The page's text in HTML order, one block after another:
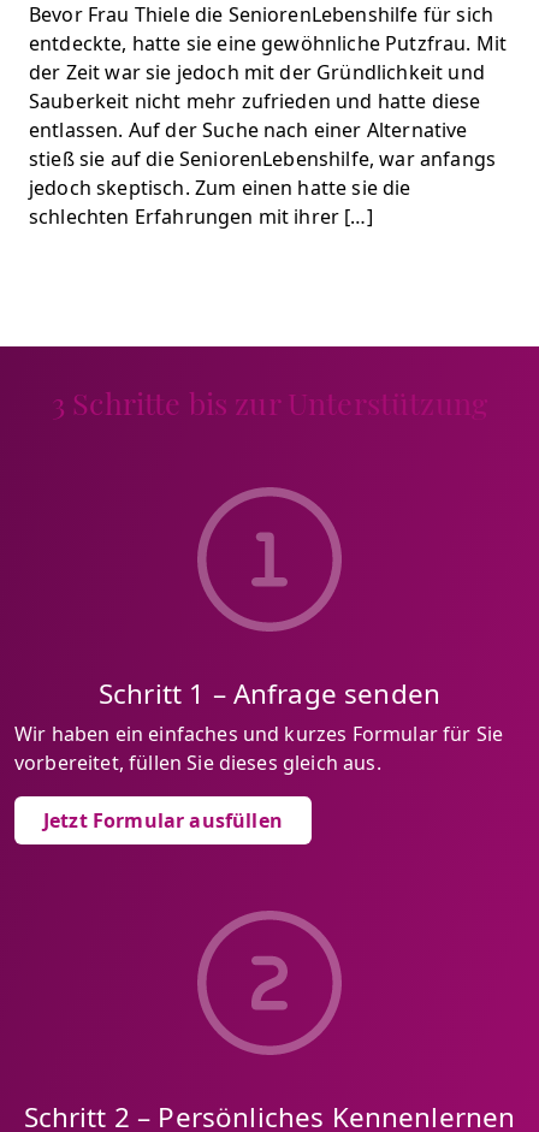
Bevor Frau Thiele die SeniorenLebenshilfe für sich
entdeckte, hatte sie eine gewöhnliche Putzfrau. Mit
der Zeit war sie jedoch mit der Gründlichkeit und
Sauberkeit nicht mehr zufrieden und hatte diese
entlassen. Auf der Suche nach einer Alternative
stieß sie auf die SeniorenLebenshilfe, war anfangs
jedoch skeptisch. Zum einen hatte sie die
schlechten Erfahrungen mit ihrer […]
3 Schritte bis zur Unterstützung
Schritt 1 – Anfrage senden
Wir haben ein einfaches und kurzes Formular für Sie
vorbereitet, füllen Sie dieses gleich aus.
Jetzt Formular ausfüllen
Schritt 2 – Persönliches Kennenlernen